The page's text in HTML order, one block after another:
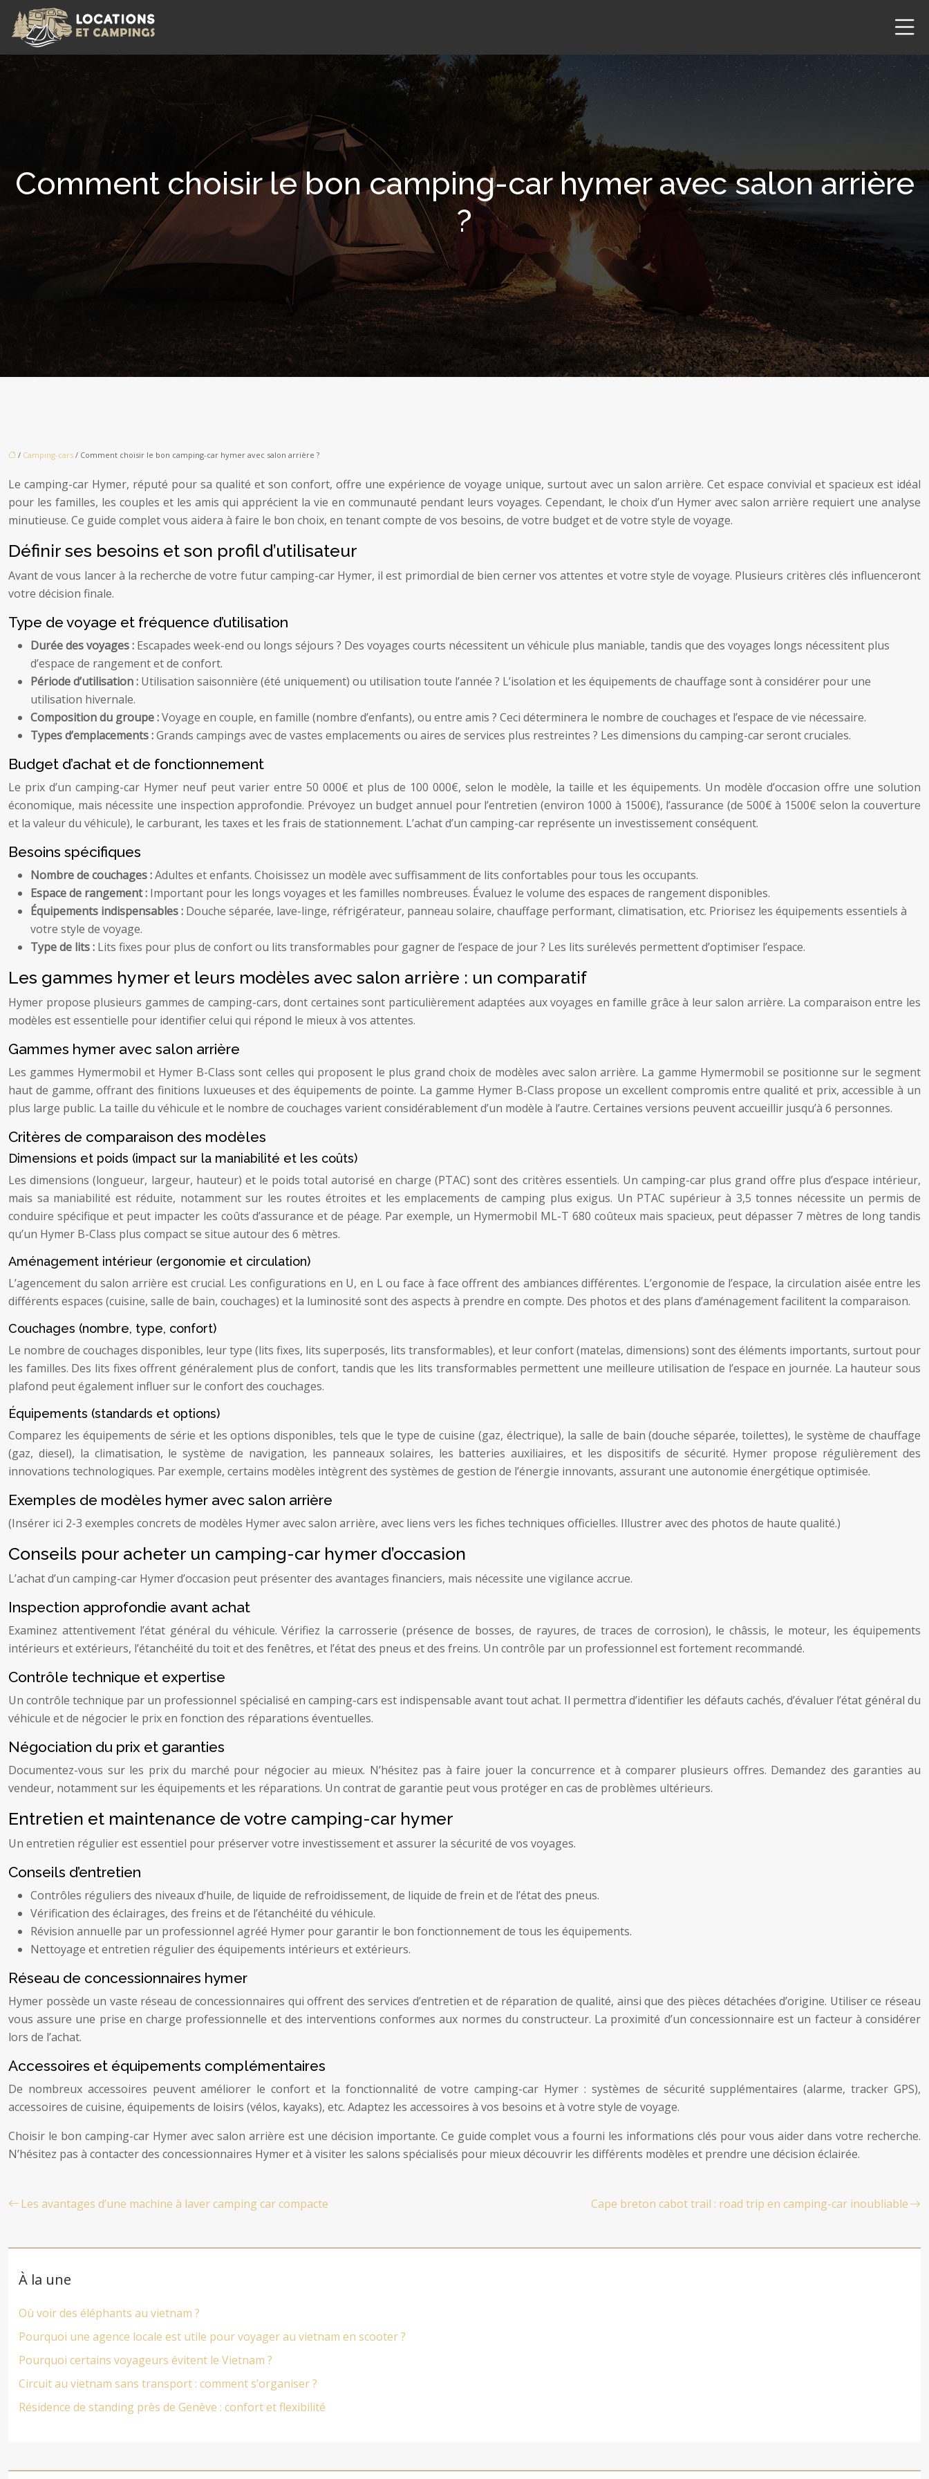
Comment choisir le bon camping-car hymer avec salon arrière
?
/ Camping-cars / Comment choisir le bon camping-car hymer avec salon arrière ?
Le camping-car Hymer, réputé pour sa qualité et son confort, offre une expérience de voyage unique, surtout avec un salon arrière. Cet espace convivial et spacieux est idéal
pour les familles, les couples et les amis qui apprécient la vie en communauté pendant leurs voyages. Cependant, le choix d’un Hymer avec salon arrière requiert une analyse
minutieuse. Ce guide complet vous aidera à faire le bon choix, en tenant compte de vos besoins, de votre budget et de votre style de voyage.
Définir ses besoins et son profil d’utilisateur
Avant de vous lancer à la recherche de votre futur camping-car Hymer, il est primordial de bien cerner vos attentes et votre style de voyage. Plusieurs critères clés influenceront
votre décision finale.
Type de voyage et fréquence d’utilisation
Durée des voyages : Escapades week-end ou longs séjours ? Des voyages courts nécessitent un véhicule plus maniable, tandis que des voyages longs nécessitent plus
d’espace de rangement et de confort.
Période d’utilisation : Utilisation saisonnière (été uniquement) ou utilisation toute l’année ? L’isolation et les équipements de chauffage sont à considérer pour une
utilisation hivernale.
Composition du groupe :Voyage en couple, en famille (nombre d’enfants), ou entre amis ? Ceci déterminera le nombre de couchages et l’espace de vie nécessaire.
Types d’emplacements :Grands campings avec de vastes emplacements ou aires de services plus restreintes ? Les dimensions du camping-car seront cruciales.
Budget d’achat et de fonctionnement
Le prix d’un camping-car Hymer neuf peut varier entre 50 000€ et plus de 100 000€, selon le modèle, la taille et les équipements. Un modèle d’occasion offre une solution
économique, mais nécessite une inspection approfondie. Prévoyez un budget annuel pour l’entretien (environ 1000 à 1500€), l’assurance (de 500€ à 1500€ selon la couverture
et la valeur du véhicule), le carburant, les taxes et les frais de stationnement. L’achat d’un camping-car représente un investissement conséquent.
Besoins spécifiques
Nombre de couchages :Adultes et enfants. Choisissez un modèle avec suffisamment de lits confortables pour tous les occupants.
Espace de rangement : Important pour les longs voyages et les familles nombreuses. Évaluez le volume des espaces de rangement disponibles.
Équipements indispensables : Douche séparée, lave-linge, réfrigérateur, panneau solaire, chauffage performant, climatisation, etc. Priorisez les équipements essentiels à
votre style de voyage.
Type de lits : Lits fixes pour plus de confort ou lits transformables pour gagner de l’espace de jour ? Les lits surélevés permettent d’optimiser l’espace.
Les gammes hymer et leurs modèles avec salon arrière : un comparatif
Hymer propose plusieurs gammes de camping-cars, dont certaines sont particulièrement adaptées aux voyages en famille grâce à leur salon arrière. La comparaison entre les
modèles est essentielle pour identifier celui qui répond le mieux à vos attentes.
Gammes hymer avec salon arrière
Les gammes Hymermobil et Hymer B-Class sont celles qui proposent le plus grand choix de modèles avec salon arrière. La gamme Hymermobil se positionne sur le segment
haut de gamme, offrant des finitions luxueuses et des équipements de pointe. La gamme Hymer B-Class propose un excellent compromis entre qualité et prix, accessible à un
plus large public. La taille du véhicule et le nombre de couchages varient considérablement d’un modèle à l’autre. Certaines versions peuvent accueillir jusqu’à 6 personnes.
Critères de comparaison des modèles
Dimensions et poids (impact sur la maniabilité et les coûts)
Les dimensions (longueur, largeur, hauteur) et le poids total autorisé en charge (PTAC) sont des critères essentiels. Un camping-car plus grand offre plus d’espace intérieur,
mais sa maniabilité est réduite, notamment sur les routes étroites et les emplacements de camping plus exigus. Un PTAC supérieur à 3,5 tonnes nécessite un permis de
conduire spécifique et peut impacter les coûts d’assurance et de péage. Par exemple, un Hymermobil ML-T 680 coûteux mais spacieux, peut dépasser 7 mètres de long tandis
qu’un Hymer B-Class plus compact se situe autour des 6 mètres.
Aménagement intérieur (ergonomie et circulation)
L’agencement du salon arrière est crucial. Les configurations en U, en L ou face à face offrent des ambiances différentes. L’ergonomie de l’espace, la circulation aisée entre les
différents espaces (cuisine, salle de bain, couchages) et la luminosité sont des aspects à prendre en compte. Des photos et des plans d’aménagement facilitent la comparaison.
Couchages (nombre, type, confort)
Le nombre de couchages disponibles, leur type (lits fixes, lits superposés, lits transformables), et leur confort (matelas, dimensions) sont des éléments importants, surtout pour
les familles. Des lits fixes offrent généralement plus de confort, tandis que les lits transformables permettent une meilleure utilisation de l’espace en journée. La hauteur sous
plafond peut également influer sur le confort des couchages.
Équipements (standards et options)
Comparez les équipements de série et les options disponibles, tels que le type de cuisine (gaz, électrique), la salle de bain (douche séparée, toilettes), le système de chauffage
(gaz, diesel), la climatisation, le système de navigation, les panneaux solaires, les batteries auxiliaires, et les dispositifs de sécurité. Hymer propose régulièrement des
innovations technologiques. Par exemple, certains modèles intègrent des systèmes de gestion de l’énergie innovants, assurant une autonomie énergétique optimisée.
Exemples de modèles hymer avec salon arrière
(Insérer ici 2-3 exemples concrets de modèles Hymer avec salon arrière, avec liens vers les fiches techniques officielles. Illustrer avec des photos de haute qualité.)
Conseils pour acheter un camping-car hymer d’occasion
L’achat d’un camping-car Hymer d’occasion peut présenter des avantages financiers, mais nécessite une vigilance accrue.
Inspection approfondie avant achat
Examinez attentivement l’état général du véhicule. Vérifiez la carrosserie (présence de bosses, de rayures, de traces de corrosion), le châssis, le moteur, les équipements
intérieurs et extérieurs, l’étanchéité du toit et des fenêtres, et l’état des pneus et des freins. Un contrôle par un professionnel est fortement recommandé.
Contrôle technique et expertise
Un contrôle technique par un professionnel spécialisé en camping-cars est indispensable avant tout achat. Il permettra d’identifier les défauts cachés, d’évaluer l’état général du
véhicule et de négocier le prix en fonction des réparations éventuelles.
Négociation du prix et garanties
Documentez-vous sur les prix du marché pour négocier au mieux. N’hésitez pas à faire jouer la concurrence et à comparer plusieurs offres. Demandez des garanties au
vendeur, notamment sur les équipements et les réparations. Un contrat de garantie peut vous protéger en cas de problèmes ultérieurs.
Entretien et maintenance de votre camping-car hymer
Un entretien régulier est essentiel pour préserver votre investissement et assurer la sécurité de vos voyages.
Conseils d’entretien
Contrôles réguliers des niveaux d’huile, de liquide de refroidissement, de liquide de frein et de l’état des pneus.
Vérification des éclairages, des freins et de l’étanchéité du véhicule.
Révision annuelle par un professionnel agréé Hymer pour garantir le bon fonctionnement de tous les équipements.
Nettoyage et entretien régulier des équipements intérieurs et extérieurs.
Réseau de concessionnaires hymer
Hymer possède un vaste réseau de concessionnaires qui offrent des services d’entretien et de réparation de qualité, ainsi que des pièces détachées d’origine. Utiliser ce réseau
vous assure une prise en charge professionnelle et des interventions conformes aux normes du constructeur. La proximité d’un concessionnaire est un facteur à considérer
lors de l’achat.
Accessoires et équipements complémentaires
De nombreux accessoires peuvent améliorer le confort et la fonctionnalité de votre camping-car Hymer : systèmes de sécurité supplémentaires (alarme, tracker GPS),
accessoires de cuisine, équipements de loisirs (vélos, kayaks), etc. Adaptez les accessoires à vos besoins et à votre style de voyage.
Choisir le bon camping-car Hymer avec salon arrière est une décision importante. Ce guide complet vous a fourni les informations clés pour vous aider dans votre recherche.
N’hésitez pas à contacter des concessionnaires Hymer et à visiter les salons spécialisés pour mieux découvrir les différents modèles et prendre une décision éclairée.
Les avantages d’une machine à laver camping car compacte Cape breton cabot trail : road trip en camping-car inoubliable
À la une
Où voir des éléphants au vietnam ?
Pourquoi une agence locale est utile pour voyager au vietnam en scooter ?
Pourquoi certains voyageurs évitent le Vietnam ?
Circuit au vietnam sans transport : comment s’organiser ?
Résidence de standing près de Genève : confort et flexibilité